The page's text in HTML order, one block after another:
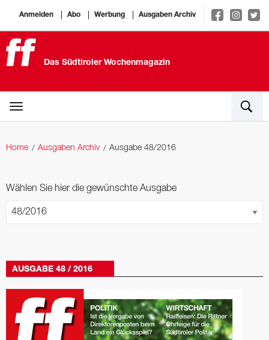
Anmelden Abo Werbung Ausgaben Archiv
Das Südtiroler Wochenmagazin
Home Ausgaben Archiv Ausgabe 48/2016
Wählen Sie hier die gewünschte Ausgabe
AUSGABE 48 / 2016